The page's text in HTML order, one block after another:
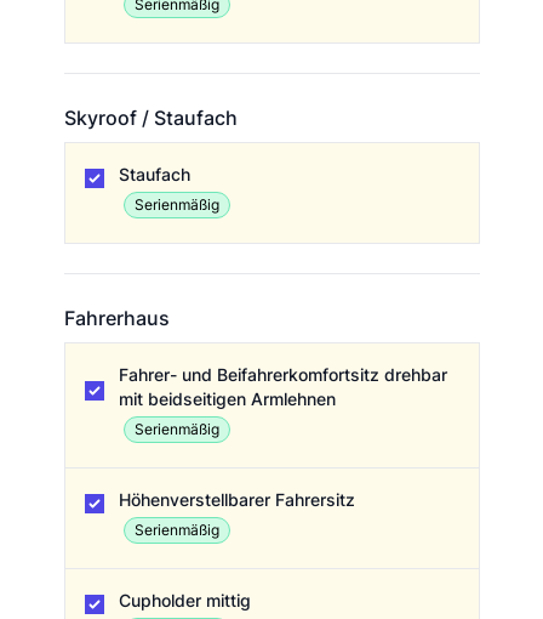
Serienmäßig
Skyroof / Staufach
Staufach
Serienmäßig
Fahrerhaus
Fahrer- und Beifahrerkomfortsitz drehbar
mit beidseitigen Armlehnen
Serienmäßig
Höhenverstellbarer Fahrersitz
Serienmäßig
Cupholder mittig